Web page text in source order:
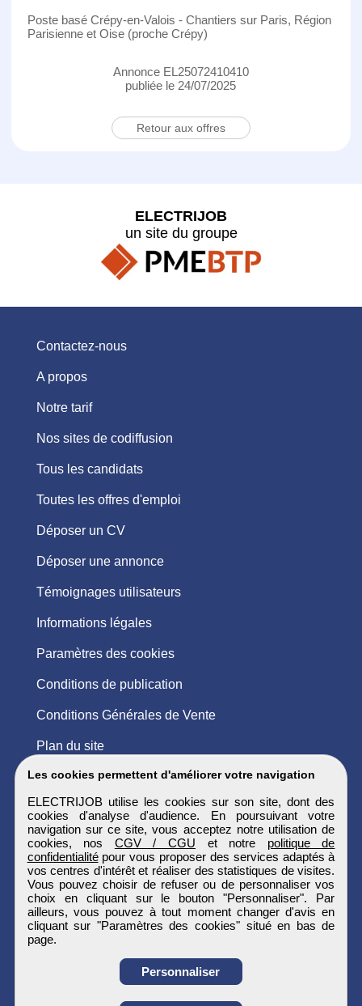
Poste basé Crépy-en-Valois - Chantiers sur Paris, Région
Parisienne et Oise (proche Crépy)
Annonce EL25072410410
publiée le 24/07/2025
Retour aux offres
Les cookies permettent d'améliorer votre navigation
ELECTRIJOB utilise les cookies sur son site, dont des
cookies d'analyse d'audience. En poursuivant votre
navigation sur ce site, vous acceptez notre utilisation de
cookies, nos CGV / CGU et notre politique de
confidentialitépour vous proposer des services adaptés à
vos centres d'intérêt et réaliser des statistiques de visites.
Vous pouvez choisir de refuser ou de personnaliser vos
choix en cliquant sur le bouton "Personnaliser". Par
ailleurs, vous pouvez à tout moment changer d'avis en
cliquant sur "Paramètres des cookies" situé en bas de
page.
Personnaliser
ELECTRIJOB
un site du groupe
Contactez-nous
A propos
Notre tarif
Nos sites de codiffusion
Tous les candidats
Toutes les offres d'emploi
Déposer un CV
Déposer une annonce
Témoignages utilisateurs
Informations légales
Paramètres des cookies
Conditions de publication
Conditions Générales de Vente
Plan du site